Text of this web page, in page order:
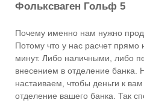
Фольксваген Гольф 5
Почему именно нам нужно
Потому что у нас расчет прямо
минут. Либо наличными, либо
внесением в отделение банка.
настаиваем, чтобы деньги к
отделение вашего банка. Так